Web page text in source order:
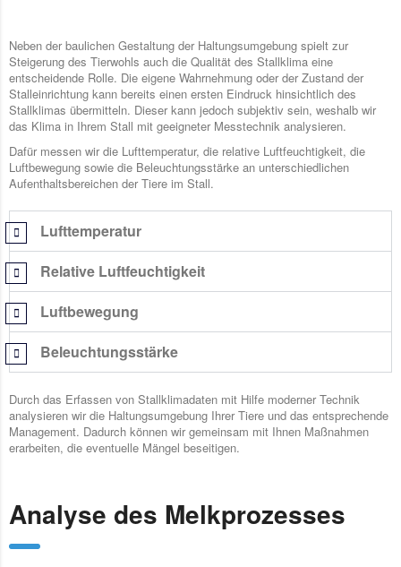
Neben der baulichen Gestaltung der Haltungsumgebung spielt zur
Steigerung des Tierwohls auch die Qualität des Stallklima eine
entscheidende Rolle. Die eigene Wahrnehmung oder der Zustand der
Stalleinrichtung kann bereits einen ersten Eindruck hinsichtlich des
Stallklimas übermitteln. Dieser kann jedoch subjektiv sein, weshalb wir
das Klima in Ihrem Stall mit geeigneter Messtechnik analysieren.
Dafür messen wir die Lufttemperatur, die relative Luftfeuchtigkeit, die
Luftbewegung sowie die Beleuchtungsstärke an unterschiedlichen
Aufenthaltsbereichen der Tiere im Stall.
Lufttemperatur
Relative Luftfeuchtigkeit
Luftbewegung
Beleuchtungsstärke
Durch das Erfassen von Stallklimadaten mit Hilfe moderner Technik
analysieren wir die Haltungsumgebung Ihrer Tiere und das entsprechende
Management. Dadurch können wir gemeinsam mit Ihnen Maßnahmen
erarbeiten, die eventuelle Mängel beseitigen.
Analyse des Melkprozesses